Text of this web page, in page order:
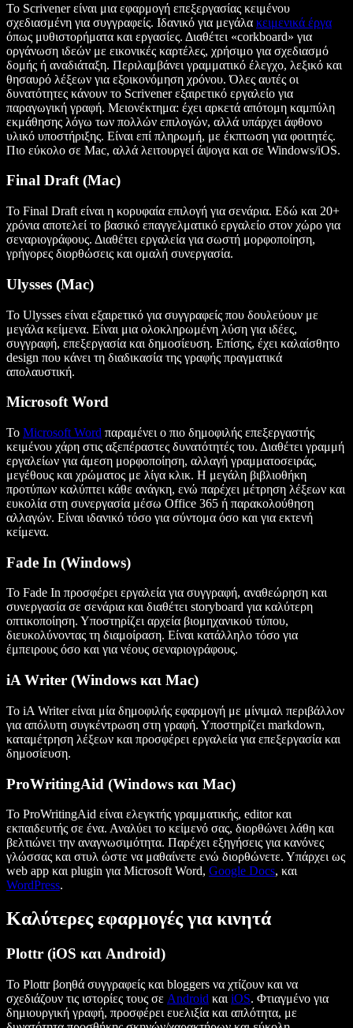
Το Scrivener είναι μια εφαρμογή επεξεργασίας κειμένου
σχεδιασμένη για συγγραφείς. Ιδανικό για μεγάλα κειμενικά έργα
όπως μυθιστορήματα και εργασίες. Διαθέτει «corkboard» για
οργάνωση ιδεών με εικονικές καρτέλες, χρήσιμο για σχεδιασμό
δομής ή αναδιάταξη. Περιλαμβάνει γραμματικό έλεγχο, λεξικό και
θησαυρό λέξεων για εξοικονόμηση χρόνου. Όλες αυτές οι
δυνατότητες κάνουν το Scrivener εξαιρετικό εργαλείο για
παραγωγική γραφή. Μειονέκτημα: έχει αρκετά απότομη καμπύλη
εκμάθησης λόγω των πολλών επιλογών, αλλά υπάρχει άφθονο
υλικό υποστήριξης. Είναι επί πληρωμή, με έκπτωση για φοιτητές.
Πιο εύκολο σε Mac, αλλά λειτουργεί άψογα και σε Windows/iOS.
Final Draft (Mac)
Το Final Draft είναι η κορυφαία επιλογή για σενάρια. Εδώ και 20+
χρόνια αποτελεί το βασικό επαγγελματικό εργαλείο στον χώρο για
σεναριογράφους. Διαθέτει εργαλεία για σωστή μορφοποίηση,
γρήγορες διορθώσεις και ομαλή συνεργασία.
Ulysses (Mac)
Το Ulysses είναι εξαιρετικό για συγγραφείς που δουλεύουν με
μεγάλα κείμενα. Είναι μια ολοκληρωμένη λύση για ιδέες,
συγγραφή, επεξεργασία και δημοσίευση. Επίσης, έχει καλαίσθητο
design που κάνει τη διαδικασία της γραφής πραγματικά
απολαυστική.
Microsoft Word
Το Microsoft Word παραμένει ο πιο δημοφιλής επεξεργαστής
κειμένου χάρη στις αξεπέραστες δυνατότητές του. Διαθέτει γραμμή
εργαλείων για άμεση μορφοποίηση, αλλαγή γραμματοσειράς,
μεγέθους και χρώματος με λίγα κλικ. Η μεγάλη βιβλιοθήκη
προτύπων καλύπτει κάθε ανάγκη, ενώ παρέχει μέτρηση λέξεων και
ευκολία στη συνεργασία μέσω Office 365 ή παρακολούθηση
αλλαγών. Είναι ιδανικό τόσο για σύντομα όσο και για εκτενή
κείμενα.
Fade In (Windows)
Το Fade In προσφέρει εργαλεία για συγγραφή, αναθεώρηση και
συνεργασία σε σενάρια και διαθέτει storyboard για καλύτερη
οπτικοποίηση. Υποστηρίζει αρχεία βιομηχανικού τύπου,
διευκολύνοντας τη διαμοίραση. Είναι κατάλληλο τόσο για
έμπειρους όσο και για νέους σεναριογράφους.
iA Writer (Windows και Mac)
Το iA Writer είναι μία δημοφιλής εφαρμογή με μίνιμαλ περιβάλλον
για απόλυτη συγκέντρωση στη γραφή. Υποστηρίζει markdown,
καταμέτρηση λέξεων και προσφέρει εργαλεία για επεξεργασία και
δημοσίευση.
ProWritingAid (Windows και Mac)
Το ProWritingAid είναι ελεγκτής γραμματικής, editor και
εκπαιδευτής σε ένα. Αναλύει το κείμενό σας, διορθώνει λάθη και
βελτιώνει την αναγνωσιμότητα. Παρέχει εξηγήσεις για κανόνες
γλώσσας και στυλ ώστε να μαθαίνετε ενώ διορθώνετε. Υπάρχει ως
web app και plugin για Microsoft Word, Google Docs, και
WordPress.
Καλύτερες εφαρμογές για κινητά
Plottr (iOS και Android)
Το Plottr βοηθά συγγραφείς και bloggers να χτίζουν και να
σχεδιάζουν τις ιστορίες τους σε Android και iOS. Φτιαγμένο για
δημιουργική γραφή, προσφέρει ευελιξία και απλότητα, με